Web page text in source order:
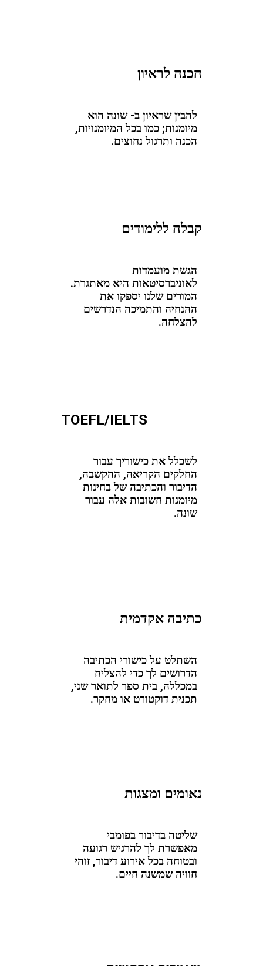
הכנה לראיון
להבין שראיון ב- שונה הוא
מיומנות; כמו בכל המיומנויות,
הכנה ותרגול נחוצים.
קבלה ללימודים
הגשת מועמדות
לאוניברסיטאות היא מאתגרת.
המורים שלנו יספקו את
ההנחיה והתמיכה הנדרשים
להצלחה.
TOEFL/IELTS
לשכלל את כישוריך עבור
החלקים הקריאה, ההקשבה,
הדיבור והכתיבה של בחינות
מיומנות חשובות אלה עבור
שונה.
כתיבה אקדמית
השתלט על כישורי הכתיבה
הדרושים לך כדי להצליח
במכללה, בית ספר לתואר שני,
תכנית דוקטורט או מחקר.
נאומים ומצגות
שליטה בדיבור בפומבי
מאפשרת לך להרגיש רגועה
ובטוחה בכל אירוע דיבור, זוהי
חוויה שמשנה חיים.